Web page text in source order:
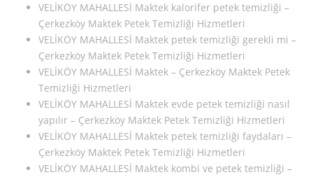
VELİKÖY MAHALLESİ Maktek kalorifer petek temizliği –
Çerkezköy Maktek Petek Temizliği Hizmetleri
VELİKÖY MAHALLESİ Maktek petek temizliği gerekli mi –
Çerkezköy Maktek Petek Temizliği Hizmetleri
VELİKÖY MAHALLESİ Maktek – Çerkezköy Maktek Petek
Temizliği Hizmetleri
VELİKÖY MAHALLESİ Maktek evde petek temizliği nasıl
yapılır – Çerkezköy Maktek Petek Temizliği Hizmetleri
VELİKÖY MAHALLESİ Maktek petek temizliği faydaları –
Çerkezköy Maktek Petek Temizliği Hizmetleri
VELİKÖY MAHALLESİ Maktek kombi ve petek temizliği –